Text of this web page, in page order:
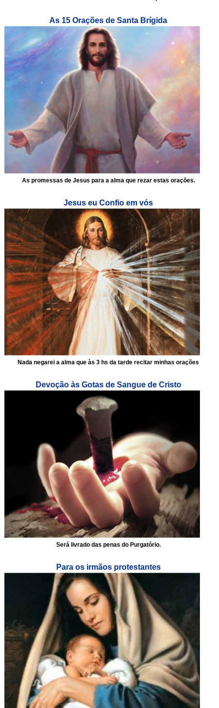
As 15 Orações de Santa Brígida
As promessas de Jesus para a alma que rezar estas orações.
Jesus eu Confio em vós
Nada negarei a alma que às 3 hs da tarde recitar minhas orações
Devoção às Gotas de Sangue de Cristo
Será livrado das penas do Purgatório.
Para os irmãos protestantes